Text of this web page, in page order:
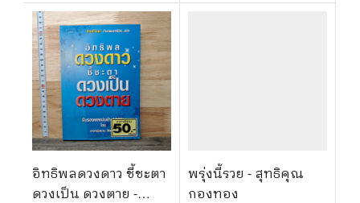
อิทธิพลดวงดาว ชี้ชะตา
ดวงเป็น ดวงตาย -
พรุ่งนี้รวย - สุทธิคุณ
กองทอง